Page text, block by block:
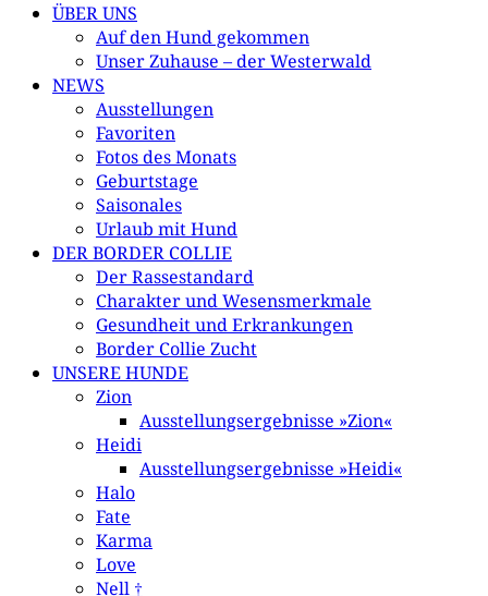
ÜBER UNS
Auf den Hund gekommen
Unser Zuhause – der Westerwald
NEWS
Ausstellungen
Favoriten
Fotos des Monats
Geburtstage
Saisonales
Urlaub mit Hund
DER BORDER COLLIE
Der Rassestandard
Charakter und Wesensmerkmale
Gesundheit und Erkrankungen
Border Collie Zucht
UNSERE HUNDE
Zion
Ausstellungsergebnisse »Zion«
Heidi
Ausstellungsergebnisse »Heidi«
Halo
Fate
Karma
Love
Nell †